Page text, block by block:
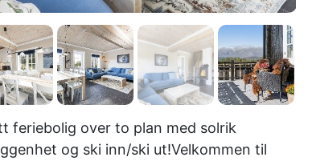
feriebolig over to plan med solrik
og ski inn/ski ut!Velkommen til